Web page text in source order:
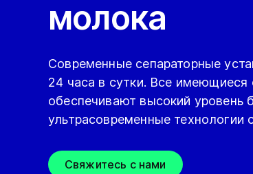
молока
Современные сепараторные
24 часа в сутки. Все имеющиеся
обеспечивают высокий уровень
ультрасовременные технологии
Свяжитесь с нами